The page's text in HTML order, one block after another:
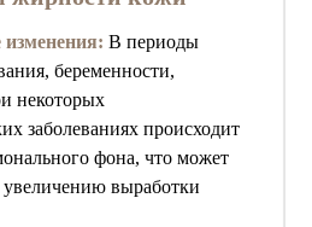
В периоды
беременности,
некоторых
заболеваниях происходит
фона, что может
увеличению выработки